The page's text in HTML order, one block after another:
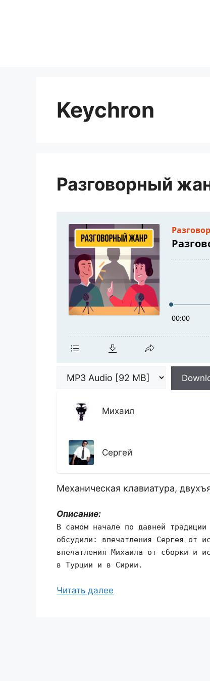
Keychron
Разговорный
Михаил
Сергей
Механическая клавиатура,
Описание:
В самом начале по давней
обсудили: впечатления Сергея от
впечатления Михаила от сборки и
в Турции и в Сирии.
Читать далее